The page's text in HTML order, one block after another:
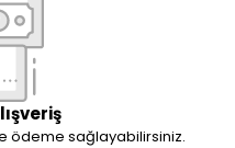
ödeme sağlayabilirsiniz.